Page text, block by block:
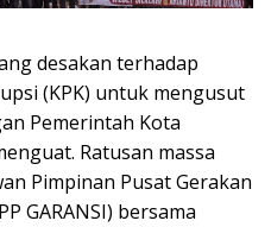
desakan terhadap
(KPK) untuk mengusut
Pemerintah Kota
Ratusan massa
Pimpinan Pusat Gerakan
GARANSI) bersama